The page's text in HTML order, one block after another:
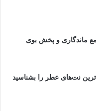
ماندگاری و پخش بوی
نت‌های عطر را بشناسید